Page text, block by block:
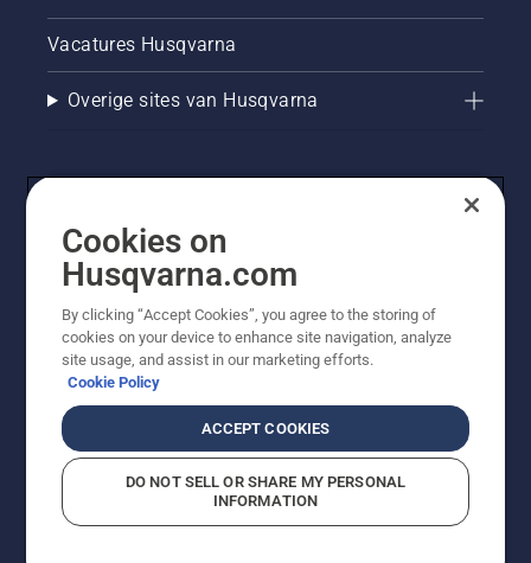
Vacatures Husqvarna
Overige sites van Husqvarna
© Husqvarna AB (publ). Alle rechten voorbehouden. De
getoonde prijzen zijn consumentenadviesprijzen. Alle
tenzij het product beschikbaar is voor directe aankoop.
Cookiebeleid
Imprint
Meld vermoedelijke schendingen
Cookies on
Husqvarna.com
By clicking “Accept Cookies”, you agree to the storing of
cookies on your device to enhance site navigation, analyze
site usage, and assist in our marketing efforts.
Cookie Policy
ACCEPT COOKIES
DO NOT SELL OR SHARE MY PERSONAL
INFORMATION